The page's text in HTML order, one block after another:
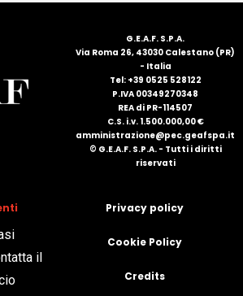
G.E.A.F. S.P.A.
Via Roma 26, 43030 Calestano (PR)
- Italia
Tel: +39 0525 528122
P.IVA 00349270348
REA di PR-114507
C.S. i.v. 1.500.000,00 €
amministrazione@pec.geafspa.it
© G.E.A.F. S.P.A. - Tutti i diritti
riservati
il
Privacy policy
Cookie Policy
Credits